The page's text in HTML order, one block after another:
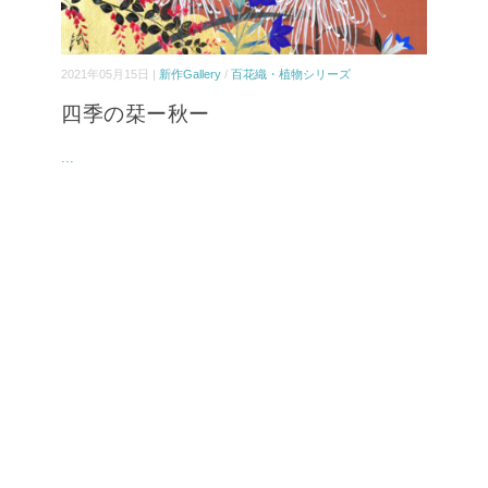
2021年05月15日 | 新作Gallery / 百花織・植物シリーズ
四季の栞ー秋ー
...